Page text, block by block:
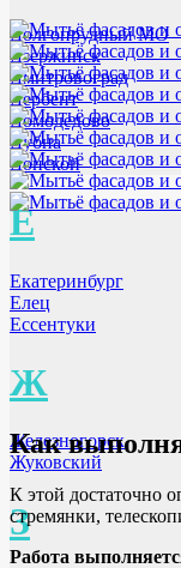
Долгопрудный МО
Дзержинск
Дмитровоград
Дербент
Домодедово
Дубна
Донской
Е
Екатеринбург
Елец
Ессентуки
Ж
Железногорск
Жуковский
З
Как
К этой достаточно
стремянки,
Работа